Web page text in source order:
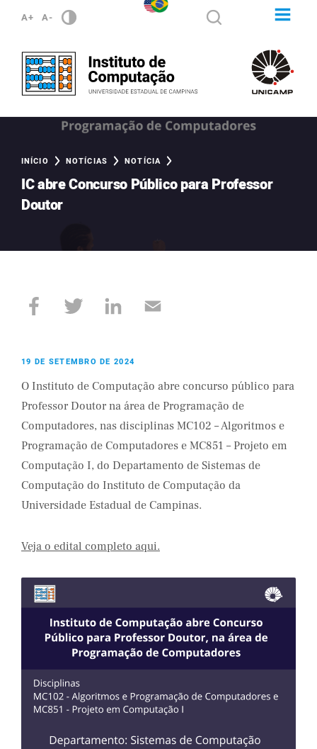
A+ A-
INÍCIO NOTÍCIAS NOTÍCIA
IC abre Concurso Público para Professor
Doutor
19 DE SETEMBRO DE 2024
O Instituto de Computação abre concurso público para
Professor Doutor na área de Programação de
Computadores, nas disciplinas MC102 – Algoritmos e
Programação de Computadores e MC851 – Projeto em
Computação I, do Departamento de Sistemas de
Computação do Instituto de Computação da
Universidade Estadual de Campinas.
Veja o edital completo aqui.